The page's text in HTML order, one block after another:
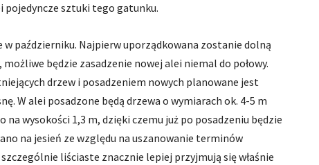
pojedyncze sztuki tego gatunku.
październiku. Najpierw uporządkowana zostanie dolną
będzie zasadzenie nowej alei niemal do połowy.
drzew i posadzeniem nowych planowane jest
W alei posadzone będą drzewa o wymiarach ok. 4-5 m
wysokości 1,3 m, dzięki czemu już po posadzeniu będzie
na jesień ze względu na uszanowanie terminów
liściaste znacznie lepiej przyjmują się właśnie